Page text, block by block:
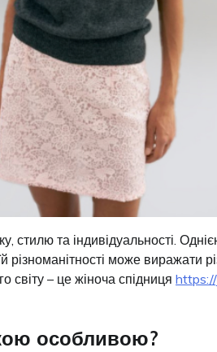
та індивідуальності.
різноманітності може виражати
світу – це жіноча спідниця
особливою?